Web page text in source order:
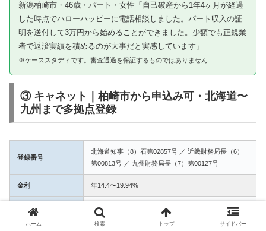
新潟柏崎市・46歳・パート・女性「自己破産から1年4ヶ月が経過
した時点でハローハッピーに電話相談しました。パート収入の証
明を送付して3万円から始めることができました。少額でも正規業
者で返済実績を積めるのが大事だと実感しています」
※ケーススタディです。審査通過を保証するものではありません
③ キャネット｜柏崎市から申込み可・北海道〜
九州まで多拠点登録
登録番号
北海道知事（8）石第02857号 ／ 近畿財務局長（6）
第00813号 ／ 九州財務局長（7）第00127号
金利 年14.4〜19.94%
融資額 1万〜50万円
ホーム 検索 トップ サイドバー